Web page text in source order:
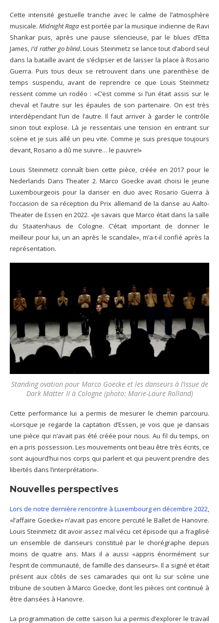
Cette intensité gestuelle tranche avec le calme de l’atmosphère
musicale.Midnight Raga est portée par la musique indienne de Ravi
Shankar puis, après une pause silencieuse, par le blues d’Etta
James,I’d rather go blind.Louis Steinmetz se lance tout d’abord seul
dans la bataille avant de s’éclipser et de laisser la place à Rosario
Guerra. Puis tous deux se retrouvent dans une parenthèse de
temps suspendu, avant de reprendre ce que Louis Steinmetz
ressent comme un rodéo : «C’est comme si l’un était assis sur le
cheval et l’autre sur les épaules de son partenaire. On est très
interdépendant l’un de l’autre. Il faut arriver à garder le contrôle
sinon tout explose. Là je ressentais une tension en entrant sur
scène et je suis allé un peu vite. Comme je suis presque toujours
devant, Rosario a dû me suivre… le pauvre!»
Louis Steinmetz connaît bien cette pièce, créée en 2017 pour le
Nederlands Dans Theater 2. Marco Goecke avait choisi le jeune
Luxembourgeois pour la danser en duo avec Rosario Guerra à
l’occasion de sa réception du Prix allemand de la danse au Aalto-
Theater de Essen en 2022. «Je savais que Marco était dans la salle
du Staatenhaus de Cologne. C’était important de donner le
meilleur pour lui, un an après le scandale», m’a-t-il confié après la
représentation.
Standing ovation pour Marco Goecke et les danseurs à l’issue de
Dark Matter II à Cologne (photo: Marie-Laure Rolland)
Cette performance lui a permis de mesurer le chemin parcouru.
«Lorsque je regarde la captation d’Essen, je vois que je dansais
une pièce qui n’avait pas été créée pour nous. Au fil du temps, on
en a pris possession. Les mouvements ont beau être très écrits, ce
sont aujourd’hui nos corps qui parlent et qui peuvent prendre des
libertés dans l’interprétation».
Nouvelles perspectives
Lors de notre dernière rencontre à Luxembourg en décembre 2022,
«l’affaire Goecke» n’avait pas encore percuté le Ballet de Hanovre.
Louis Steinmetz dit avoir assez mal vécu cet épisode qui a fragilisé
un ensemble de danseurs constitué par le chorégraphe depuis
moins de quatre ans. Mais il a aussi «appris énormément sur
l’esprit de communauté, de famille des danseurs». Il a signé et était
présent aux côtés de ses camarades qui ont lu sur scène une
tribune de soutien à Marco Goecke, dont les pièces ont continué à
être dansées à Hanovre.
La programmation de cette saison lui a permis d’explorer le travail